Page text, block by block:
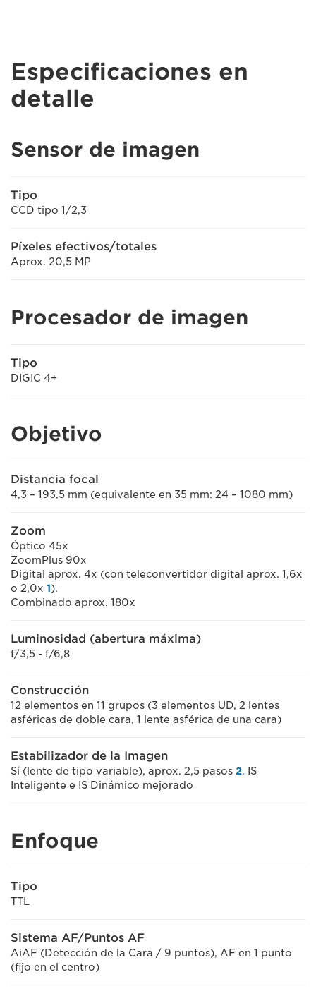
Especificaciones en
detalle
Sensor de imagen
Tipo
CCD tipo 1/2,3
Píxeles efectivos/totales
Aprox. 20,5 MP
Procesador de imagen
Tipo
DIGIC 4+
Objetivo
Distancia focal
4,3 – 193,5 mm (equivalente en 35 mm: 24 – 1080 mm)
Zoom
Óptico 45x
ZoomPlus 90x
Digital aprox. 4x (con teleconvertidor digital aprox. 1,6x
o 2,0x 1).
Combinado aprox. 180x
Luminosidad (abertura máxima)
f/3,5 - f/6,8
Construcción
12 elementos en 11 grupos (3 elementos UD, 2 lentes
asféricas de doble cara, 1 lente asférica de una cara)
Estabilizador de la Imagen
Sí (lente de tipo variable), aprox. 2,5 pasos 2. IS
Inteligente e IS Dinámico mejorado
Enfoque
Tipo
TTL
Sistema AF/Puntos AF
AiAF (Detección de la Cara / 9 puntos), AF en 1 punto
(fijo en el centro)